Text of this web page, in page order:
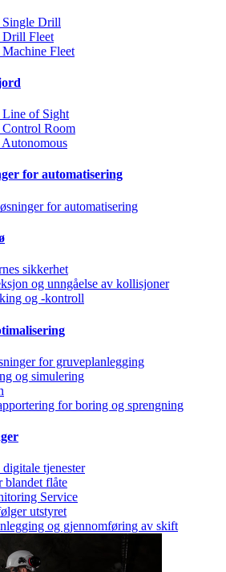
Drill
Fleet
Fleet
of Sight
Room
for automatisering
for automatisering
sikkerhet
og unngåelse av kollisjoner
og -kontroll
for gruveplanlegging
og simulering
for boring og sprengning
tjenester
blandet flåte
Service
utstyret
og gjennomføring av skift